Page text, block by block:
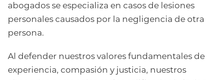
abogados se especializa en casos de lesiones
personales causados por la negligencia de otra
persona.
Al defender nuestros valores fundamentales de
experiencia, compasión y justicia, nuestros